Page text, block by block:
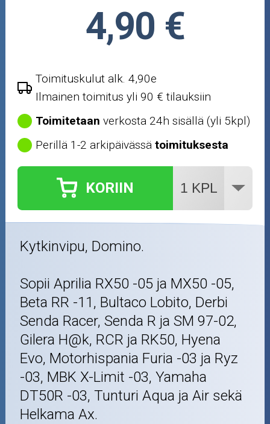
Öljyt ja kemikaalit
Outlet-tuotteet
4,90 €
Toimituskulut alk. 4,90e
Ilmainen toimitus yli 90 € tilauksiin
Toimitetaan verkosta 24h sisällä (yli 5kpl)
Perillä 1-2 arkipäivässätoimituksesta
KORIIN
Kytkinvipu, Domino.
Sopii Aprilia RX50 -05 ja MX50 -05,
Beta RR -11, Bultaco Lobito, Derbi
Senda Racer, Senda R ja SM 97-02,
Gilera H@k, RCR ja RK50, Hyena
Evo, Motorhispania Furia -03 ja Ryz
-03, MBK X-Limit -03, Yamaha
DT50R -03, Tunturi Aqua ja Air sekä
Helkama Ax.